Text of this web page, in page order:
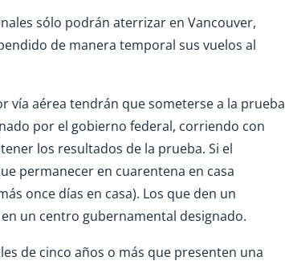
sólo podrán aterrizar en Vancouver,
de manera temporal sus vuelos al
vía aérea tendrán que someterse a la prueba
por el gobierno federal, corriendo con
los resultados de la prueba. Si el
permanecer en cuarentena en casa
once días en casa). Los que den un
un centro gubernamental designado.
de cinco años o más que presenten una